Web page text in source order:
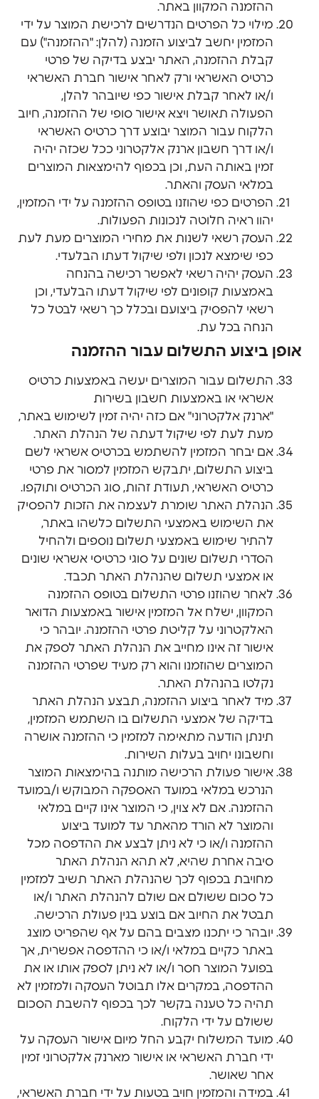
ההזמנה המקוון באתר.
מילוי כל הפרטים הנדרשים לרכישת המוצר על ידי
המזמין יחשב לביצוע הזמנה (להלן: "ההזמנה") עם
קבלת ההזמנה, האתר יבצע בדיקה של פרטי
כרטיס האשראי ורק לאחר אישור חברת האשראי
ו/או לאחר קבלת אישור כפי שיובהר להלן,
הפעולה תאושר ויצא אישור סופי של ההזמנה, חיוב
הלקוח עבור המוצר יבוצע דרך כרטיס האשראי
ו/או דרך חשבון ארנק אלקטרוני ככל שכזה יהיה
זמין באותה העת, וכן בכפוף להימצאות המוצרים
במלאי העסק והאתר.
הפרטים כפי שהוזנו בטופס ההזמנה על ידי המזמין,
יהוו ראיה חלוטה לנכונות הפעולות.
העסק רשאי לשנות את מחירי המוצרים מעת לעת
כפי שימצא לנכון ולפי שיקול דעתו הבלעדי.
העסק יהיה רשאי לאפשר רכישה בהנחה
באמצעות קופונים לפי שיקול דעתו הבלעדי, וכן
רשאי להפסיק ביצועם ובכלל כך רשאי לבטל כל
הנחה בכל עת.
אופן ביצוע התשלום עבור ההזמנה
התשלום עבור המוצרים יעשה באמצעות כרטיס
אשראי או באמצעות חשבון בשירות
"ארנק אלקטרוני" אם כזה יהיה זמין לשימוש באתר,
מעת לעת לפי שיקול דעתה של הנהלת האתר.
אם יבחר המזמין להשתמש בכרטיס אשראי לשם
ביצוע התשלום, יתבקש המזמין למסור את פרטי
כרטיס האשראי, תעודת זהות, סוג הכרטיס ותוקפו.
הנהלת האתר שומרת לעצמה את הזכות להפסיק
את השימוש באמצעי התשלום כלשהו באתר,
להתיר שימוש באמצעי תשלום נוספים ולהחיל
הסדרי תשלום שונים על סוגי כרטיסי אשראי שונים
או אמצעי תשלום שהנהלת האתר תכבד.
לאחר שהוזנו פרטי התשלום בטופס ההזמנה
המקוון, ישלח אל המזמין אישור באמצעות הדואר
האלקטרוני על קליטת פרטי ההזמנה. יובהר כי
אישור זה אינו מחייב את הנהלת האתר לספק את
המוצרים שהוזמנו והוא רק מעיד שפרטי ההזמנה
נקלטו בהנהלת האתר.
מיד לאחר ביצוע ההזמנה, תבצע הנהלת האתר
בדיקה של אמצעי התשלום בו השתמש המזמין,
תינתן הודעה מתאימה למזמין כי ההזמנה אושרה
וחשבונו יחויב בעלות השירות.
אישור פעולת הרכישה מותנה בהימצאות המוצר
הנרכש במלאי במועד האספקה המבוקש ו/במועד
ההזמנה. אם לא צוין, כי המוצר אינו קיים במלאי
והמוצר לא הורד מהאתר עד למועד ביצוע
ההזמנה ו/או כי לא ניתן לבצע את ההדפסה מכל
סיבה אחרת שהיא, לא תהא הנהלת האתר
מחויבת בכפוף לכך שהנהלת האתר תשיב למזמין
כל סכום ששולם אם שולם להנהלת האתר ו/או
תבטל את החיוב אם בוצע בגין פעולת הרכישה.
יובהר כי יתכנו מצבים בהם על אף שהפריט מוצג
באתר כקיים במלאי ו/או כי ההדפסה אפשרית, אך
בפועל המוצר חסר ו/או לא ניתן לספק אותו או את
ההדפסה, במקרים אלו תבוטל העסקה ולמזמין לא
תהיה כל טענה בקשר לכך בכפוף להשבת הסכום
ששולם על ידי הלקוח.
מועד המשלוח יקבע החל מיום אישור העסקה על
ידי חברת האשראי או אישור מארנק אלקטרוני זמין
אחר שאושר.
במידה והמזמין חויב בטעות על ידי חברת האשראי,